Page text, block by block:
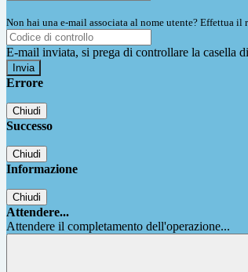
Non hai una e-mail associata al nome utente? Effettua il
E-mail inviata, si prega di controllare la casella
Errore
Chiudi
Successo
Chiudi
Informazione
Chiudi
Attendere...
Attendere il completamento dell'operazione...